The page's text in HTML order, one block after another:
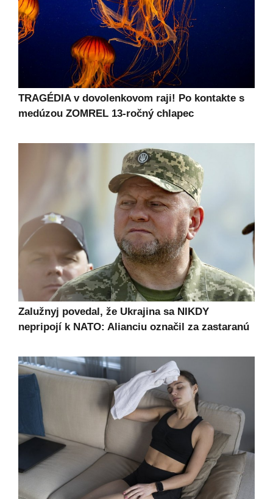
TRAGÉDIA v dovolenkovom raji! Po kontakte s
medúzou ZOMREL 13-ročný chlapec
Zalužnyj povedal, že Ukrajina sa NIKDY
nepripojí k NATO: Alianciu označil za zastaranú